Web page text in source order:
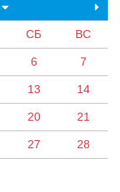
СБ ВС
6 7
13 14
20 21
27 28